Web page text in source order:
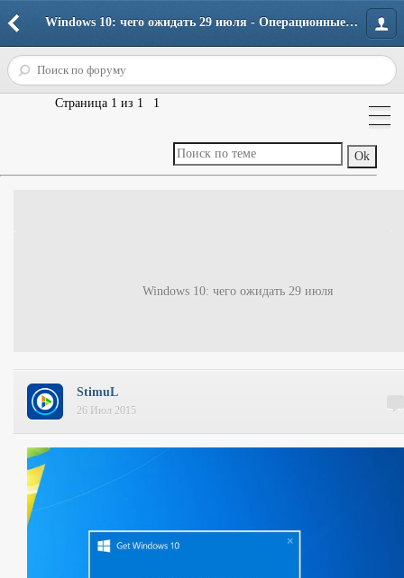
Windows 10: чего ожидать 29 июля - Операционные системы - Windows 10 - Полезные советы для Windows 10 - Форум портала
Страница 1 из 1 1
Windows 10: чего ожидать 29 июля
StimuL
26 Июл 2015